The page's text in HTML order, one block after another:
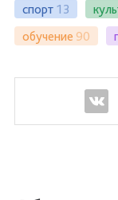
спорт 13
обучение 90